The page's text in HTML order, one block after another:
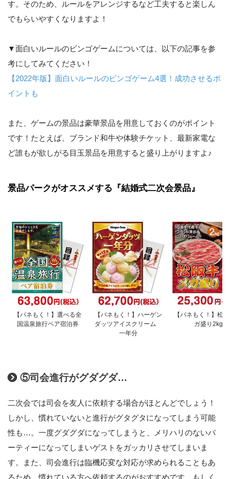
す。そのため、ルールをアレンジするなど工夫すると楽しん
でもらいやすくなりますよ！
▼面白いルールのビンゴゲームについては、以下の記事を参
考にしてみてください！
【2022年版】面白いルールのビンゴゲーム4選！成功させるポ
イントも
また、ゲームの景品は豪華景品を用意しておくのがポイント
です！たとえば、ブランド和牛や体験チケット、最新家電な
ど誰もが欲しがる目玉景品を用意すると盛り上がりますよ♪
景品パークがオススメする『結婚式二次会景品』
【パネもく！】選べる全
国温泉旅行ペア宿泊券
【パネもく！】ハーゲン
ダッツアイスクリーム
一年分
【パネもく！】松
ガ盛り2kg
⑤司会進行がグダグダ…
二次会では司会を友人に依頼する場合がほとんどでしょう！
しかし、慣れていないと進行がグタグタになってしまう可能
性も…。一度グダグダになってしまうと、メリハリのないパ
ーティーになってしまいゲストをガッカリさせてしまいま
す。また、司会進行は臨機応変な対応が求められることもあ